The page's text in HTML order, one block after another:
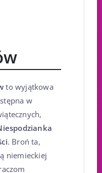
to wyjątkowa
w
. Broń ta,
niemieckiej